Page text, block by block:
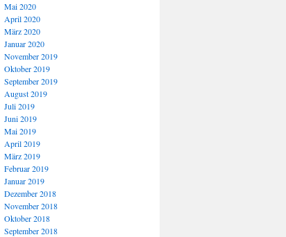
Mai 2020
April 2020
März 2020
Januar 2020
November 2019
Oktober 2019
September 2019
August 2019
Juli 2019
Juni 2019
Mai 2019
April 2019
März 2019
Februar 2019
Januar 2019
Dezember 2018
November 2018
Oktober 2018
September 2018